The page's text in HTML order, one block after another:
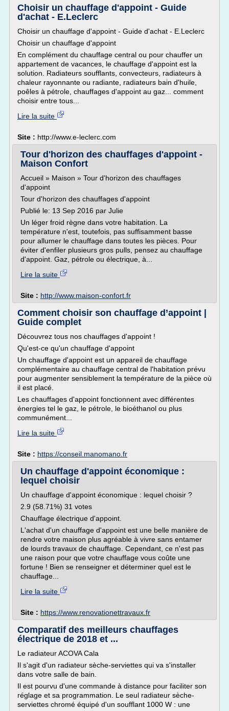
Choisir un chauffage d'appoint - Guide
d'achat - E.Leclerc
Choisir un chauffage d'appoint - Guide d'achat - E.Leclerc
Choisir un chauffage d'appoint
En complément du chauffage central ou pour chauffer un
appartement de vacances, le chauffage d'appoint est la
solution. Radiateurs soufflants, convecteurs, radiateurs à
chaleur rayonnante ou radiante, radiateurs bain d'huile,
poêles à pétrole, chauffages d'appoint au gaz... comment
choisir entre tous...
Lire la suite
Site : http://www.e-leclerc.com
Tour d'horizon des chauffages d'appoint -
Maison Confort
Accueil » Maison » Tour d'horizon des chauffages
d'appoint
Tour d'horizon des chauffages d'appoint
Publié le: 13 Sep 2016 par Julie
Un léger froid règne dans votre habitation. La
température n'est, toutefois, pas suffisamment basse
pour allumer le chauffage dans toutes les pièces. Pour
éviter d'enfiler plusieurs gros pulls, pensez au chauffage
d'appoint. Gaz, pétrole ou électrique, à...
Lire la suite
Site : http://www.maison-confort.fr
Comment choisir son chauffage d’appoint |
Guide complet
Découvrez tous nos chauffages d'appoint !
Qu'est-ce qu'un chauffage d'appoint
Un chauffage d'appoint est un appareil de chauffage
complémentaire au chauffage central de l'habitation prévu
pour augmenter sensiblement la température de la pièce où
il est placé.
Les chauffages d'appoint fonctionnent avec différentes
énergies tel le gaz, le pétrole, le bioéthanol ou plus
communément...
Lire la suite
Site : https://conseil.manomano.fr
Un chauffage d'appoint économique :
lequel choisir
Un chauffage d'appoint économique : lequel choisir ?
2.9 (58.71%) 31 votes
Chauffage électrique d'appoint.
L'achat d'un chauffage d'appoint est une belle manière de
rendre votre maison plus agréable à vivre sans entamer
de lourds travaux de chauffage. Cependant, ce n'est pas
une raison pour que votre chauffage vous coûte une
fortune ! Bien se renseigner et déterminer quel est le
chauffage...
Lire la suite
Site : https://www.renovationettravaux.fr
Comparatif des meilleurs chauffages
électrique de 2018 et ...
Le radiateur ACOVA Cala
Il s'agit d'un radiateur sèche-serviettes qui va s'installer
dans votre salle de bain.
Il est pourvu d'une commande à distance pour faciliter son
réglage et sa programmation. Le seul radiateur sèche-
serviettes chromé équipé d'un soufflant 1000 W : une